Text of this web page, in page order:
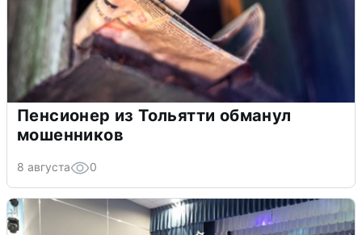
Пенсионер из Тольятти обманул
мошенников
8 августа 0